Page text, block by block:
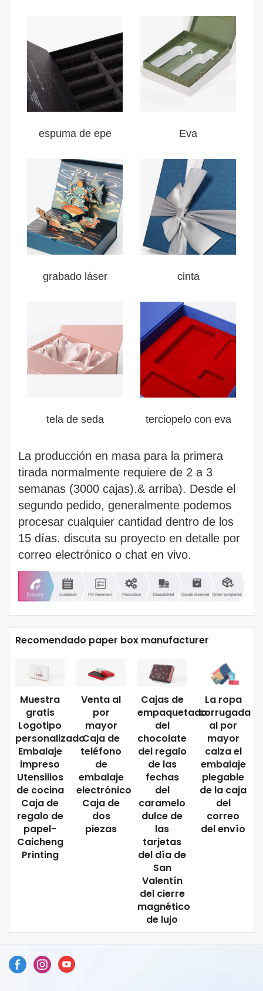
espuma de epe Eva
grabado láser cinta
tela de seda terciopelo con eva
La producción en masa para la primera
tirada normalmente requiere de 2 a 3
semanas (3000 cajas).& arriba). Desde el
segundo pedido, generalmente podemos
procesar cualquier cantidad dentro de los
15 días. discuta su proyecto en detalle por
correo electrónico o chat en vivo.
Recomendado paper box manufacturer
Muestra
gratis
Logotipo
personalizado
Embalaje
impreso
Utensilios
de cocina
Caja de
regalo de
papel-
Caicheng
Printing
Venta al
por
mayor
Caja de
teléfono
de
embalaje
electrónico
Caja de
dos
piezas
Cajas de
empaquetado
del
chocolate
del regalo
de las
fechas
del
caramelo
dulce de
las
tarjetas
del día de
San
Valentín
del cierre
magnético
de lujo
La ropa
corrugada
al por
mayor
calza el
embalaje
plegable
de la caja
del
correo
del envío